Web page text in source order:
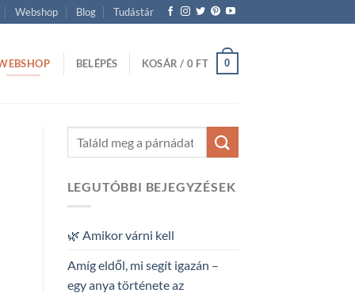
Webshop Blog Tudástár
BELÉPÉS KOSÁR / 0 FT 0
LEGUTÓBBI BEJEGYZÉSEK
🌿 Amikor várni kell
Amíg eldől, mi segít igazán –
egy anya története az